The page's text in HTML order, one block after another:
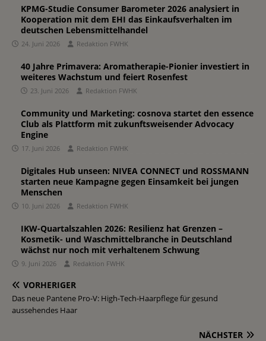
KPMG-Studie Consumer Barometer 2026 analysiert in
Kooperation mit dem EHI das Einkaufsverhalten im
deutschen Lebensmittelhandel
24. Juni 2026 Redaktion FWHK
40 Jahre Primavera: Aromatherapie-Pionier investiert in
weiteres Wachstum und feiert Rosenfest
23. Juni 2026 Redaktion FWHK
Community und Marketing: cosnova startet den essence
Club als Plattform mit zukunftsweisender Advocacy
Engine
17. Juni 2026 Redaktion FWHK
Digitales Hub unseen: NIVEA CONNECT und ROSSMANN
starten neue Kampagne gegen Einsamkeit bei jungen
Menschen
10. Juni 2026 Redaktion FWHK
IKW-Quartalszahlen 2026: Resilienz hat Grenzen –
Kosmetik- und Waschmittelbranche in Deutschland
wächst nur noch mit verhaltenem Schwung
9. Juni 2026 Redaktion FWHK
VORHERIGER
Das neue Pantene Pro-V: High-Tech-Haarpflege für gesund
aussehendes Haar
NÄCHSTER